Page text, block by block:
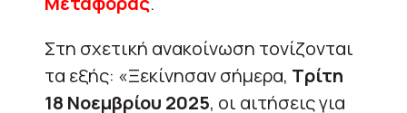
Στη σχετική ανακοίνωση τονίζονται
τα εξής: «Ξεκίνησαν σήμερα, Τρίτη
18 Νοεμβρίου 2025, οι αιτήσεις για